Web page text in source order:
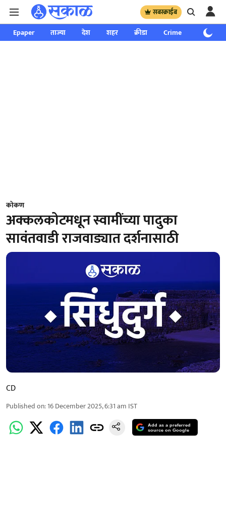
सबस्क्राईब
Epaper ताज्या देश शहर क्रीडा Crime साप्ताहिक
कोकण
अक्कलकोटमधून स्वामींच्या पादुका
सावंतवाडी राजवाड्यात दर्शनासाठी
CD
Published on:16 December 2025, 6:31 am IST
Add as a preferred
source on Google